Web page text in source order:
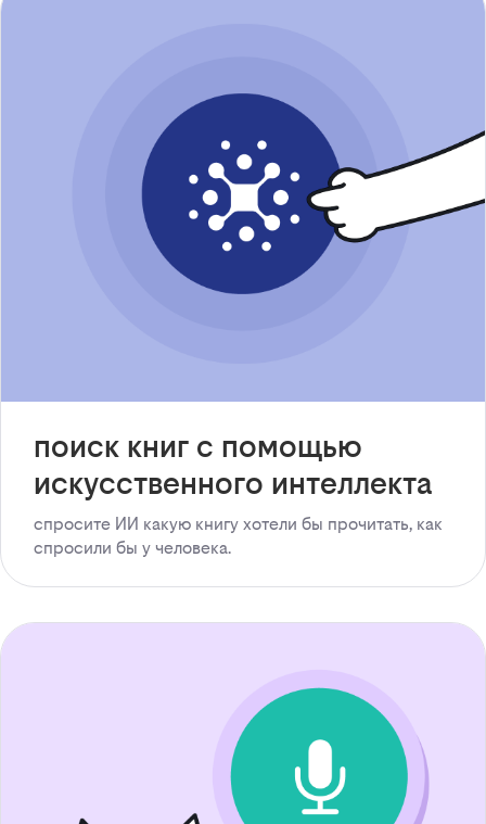
поиск книг с помощью
искусственного интеллекта
спросите ИИ какую книгу хотели бы прочитать, как
спросили бы у человека.